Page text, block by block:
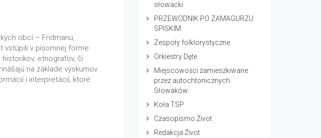
obcí – Fridmanu,
vstúpili v písomnej forme
etnografov, či
na základe výskumov
i interpretácií, ktoré
słowacki
PRZEWODNIK PO ZAMAGURZU
SPISKIM
Zespoły folklorystyczne
Orkiestry Dęte
Miejscowości zamieszkiwane
przez autochtonicznych
Słowaków
Koła TSP
Czasopismo Život
Redakcja Život